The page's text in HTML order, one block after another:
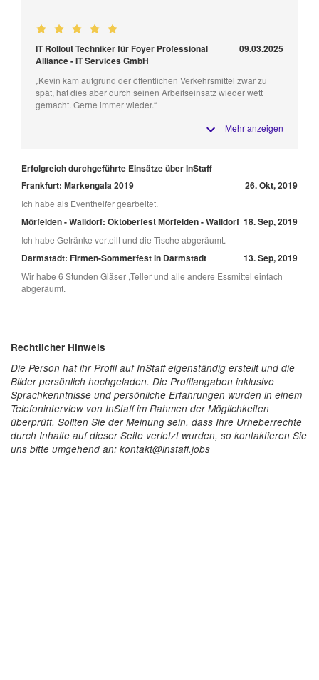
IT Rollout Techniker für Foyer Professional
Alliance - IT Services GmbH
09.03.2025
„Kevin kam aufgrund der öffentlichen Verkehrsmittel zwar zu
spät, hat dies aber durch seinen Arbeitseinsatz wieder wett
gemacht. Gerne immer wieder.“
Mehr anzeigen
Erfolgreich durchgeführte Einsätze über InStaff
Frankfurt: Markengala 2019
26. Okt, 2019
Ich habe als Eventhelfer gearbeitet.
Mörfelden - Walldorf: Oktoberfest Mörfelden - Walldorf 18. Sep, 2019
Ich habe Getränke verteilt und die Tische abgeräumt.
Darmstadt: Firmen-Sommerfest in Darmstadt 13. Sep, 2019
Wir habe 6 Stunden Gläser ,Teller und alle andere Essmittel einfach
abgeräumt.
Rechtlicher Hinweis
Die Person hat ihr Profil auf InStaff eigenständig erstellt und die
Bilder persönlich hochgeladen. Die Profilangaben inklusive
Sprachkenntnisse und persönliche Erfahrungen wurden in einem
Telefoninterview von InStaff im Rahmen der Möglichkeiten
überprüft. Sollten Sie der Meinung sein, dass Ihre Urheberrechte
durch Inhalte auf dieser Seite verletzt wurden, so kontaktieren Sie
uns bitte umgehend an: kontakt@instaff.jobs